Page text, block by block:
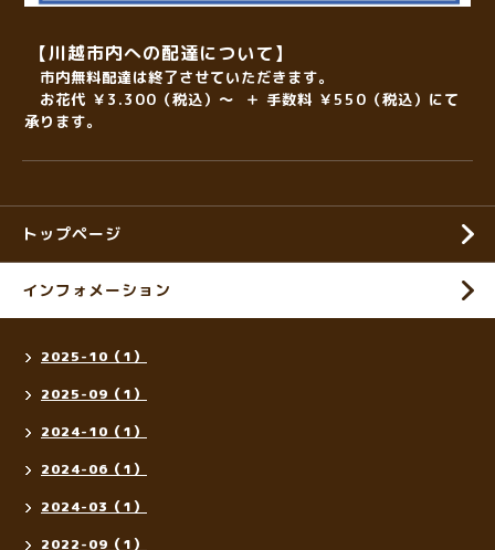
【川越市内への配達について】
市内無料配達は終了させていただきます。
お花代 ￥3.300（税込）～ ＋ 手数料 ￥550（税込）にて
承ります。
トップページ
インフォメーション
2025-10（1）
2025-09（1）
2024-10（1）
2024-06（1）
2024-03（1）
2022-09（1）